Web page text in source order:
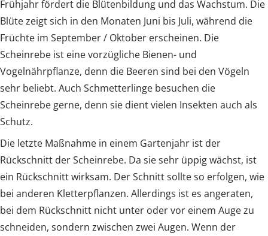
Frühjahr fördert die Blütenbildung und das Wachstum. Die
Blüte zeigt sich in den Monaten Juni bis Juli, während die
Früchte im September / Oktober erscheinen. Die
Scheinrebe ist eine vorzügliche Bienen- und
Vogelnährpflanze, denn die Beeren sind bei den Vögeln
sehr beliebt. Auch Schmetterlinge besuchen die
Scheinrebe gerne, denn sie dient vielen Insekten auch als
Schutz.
Die letzte Maßnahme in einem Gartenjahr ist der
Rückschnitt der Scheinrebe. Da sie sehr üppig wächst, ist
ein Rückschnitt wirksam. Der Schnitt sollte so erfolgen, wie
bei anderen Kletterpflanzen. Allerdings ist es angeraten,
bei dem Rückschnitt nicht unter oder vor einem Auge zu
schneiden, sondern zwischen zwei Augen. Wenn der